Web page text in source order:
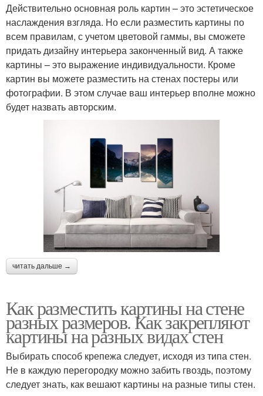
Действительно основная роль картин – это эстетическое
наслаждения взгляда. Но если разместить картины по
всем правилам, с учетом цветовой гаммы, вы сможете
придать дизайну интерьера законченный вид. А также
картины – это выражение индивидуальности. Кроме
картин вы можете разместить на стенах постеры или
фотографии. В этом случае ваш интерьер вполне можно
будет назвать авторским.
читать дальше →
Как разместить картины на стене
разных размеров. Как закрепляют
картины на разных видах стен
Выбирать способ крепежа следует, исходя из типа стен.
Не в каждую перегородку можно забить гвоздь, поэтому
следует знать, как вешают картины на разные типы стен.